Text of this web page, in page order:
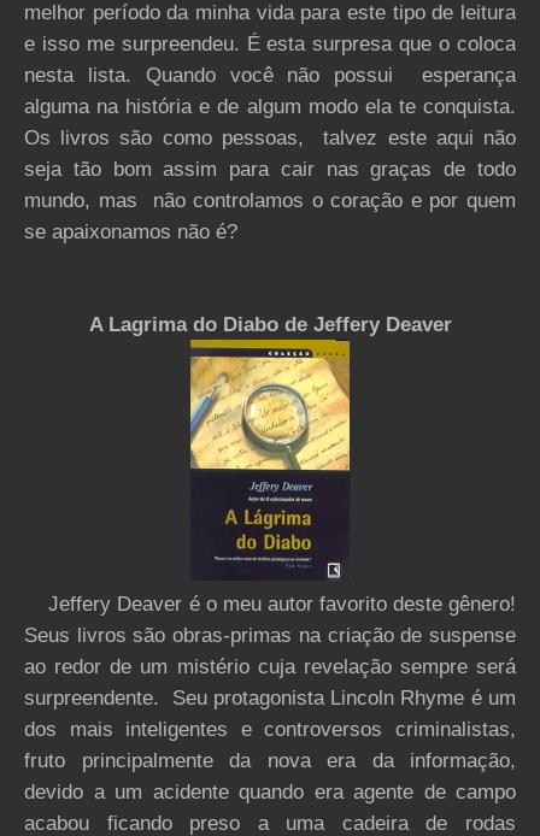
melhor período da minha vida para este tipo de leitura
e isso me surpreendeu. É esta surpresa que o coloca
nesta lista. Quando você não possui esperança
alguma na história e de algum modo ela te conquista.
Os livros são como pessoas, talvez este aqui não
seja tão bom assim para cair nas graças de todo
mundo, mas não controlamos o coração e por quem
se apaixonamos não é?
A Lagrima do Diabo de Jeffery Deaver
Jeffery Deaver é o meu autor favorito deste gênero!
Seus livros são obras-primas na criação de suspense
ao redor de um mistério cuja revelação sempre será
surpreendente. Seu protagonista Lincoln Rhyme é um
dos mais inteligentes e controversos criminalistas,
fruto principalmente da nova era da informação,
devido a um acidente quando era agente de campo
acabou ficando preso a uma cadeira de rodas